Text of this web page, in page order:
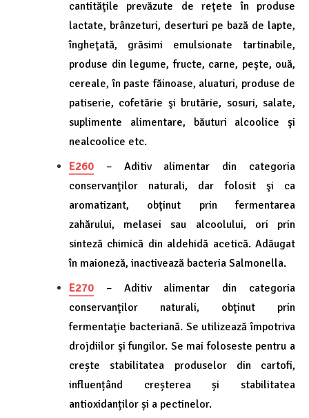
cantităţile prevăzute de reţete în produse
lactate, brânzeturi, deserturi pe bază de lapte,
îngheţată, grăsimi emulsionate tartinabile,
produse din legume, fructe, carne, peşte, ouă,
cereale, în paste făinoase, aluaturi, produse de
patiserie, cofetărie şi brutărie, sosuri, salate,
suplimente alimentare, băuturi alcoolice şi
nealcoolice etc.
E260 – Aditiv alimentar din categoria
conservanţilor naturali, dar folosit şi ca
aromatizant, obţinut prin fermentarea
zahărului, melasei sau alcoolului, ori prin
sinteză chimică din aldehidă acetică. Adăugat
în maioneză, inactivează bacteria Salmonella.
E270 – Aditiv alimentar din categoria
conservanţilor naturali, obţinut prin
fermentaţie bacteriană. Se utilizează împotriva
drojdiilor şi fungilor. Se mai foloseste pentru a
crește stabilitatea produselor din cartofi,
influențând creșterea și stabilitatea
antioxidanților și a pectinelor.